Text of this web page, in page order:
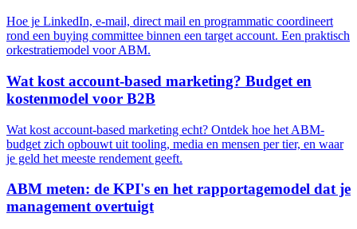
Hoe je LinkedIn, e-mail, direct mail en programmatic coordineert
rond een buying committee binnen een target account. Een praktisch
orkestratiemodel voor ABM.
Wat kost account-based marketing? Budget en
kostenmodel voor B2B
Wat kost account-based marketing echt? Ontdek hoe het ABM-
budget zich opbouwt uit tooling, media en mensen per tier, en waar
je geld het meeste rendement geeft.
ABM meten: de KPI's en het rapportagemodel dat je
management overtuigt